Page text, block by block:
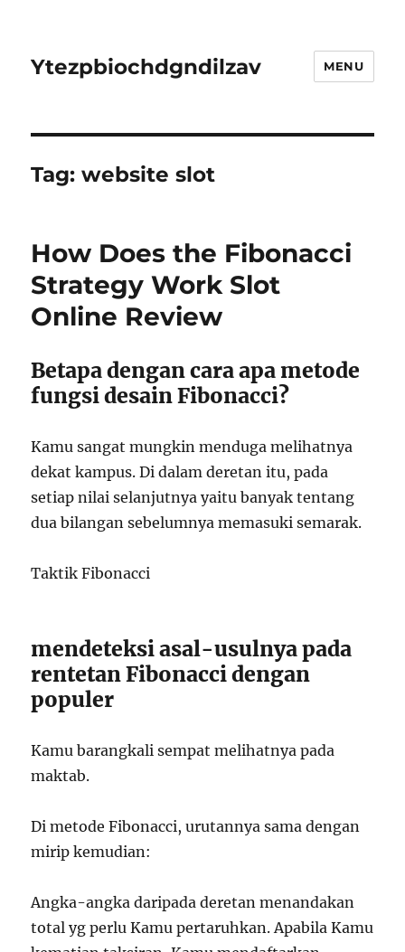
Ytezpbiochdgndilzav MENU
Tag:website slot
How Does the Fibonacci
Strategy Work Slot
Online Review
Betapa dengan cara apa metode
fungsi desain Fibonacci?
Kamu sangat mungkin menduga melihatnya
dekat kampus. Di dalam deretan itu, pada
setiap nilai selanjutnya yaitu banyak tentang
dua bilangan sebelumnya memasuki semarak.
Taktik Fibonacci
mendeteksi asal-usulnya pada
rentetan Fibonacci dengan
populer
Kamu barangkali sempat melihatnya pada
maktab.
Di metode Fibonacci, urutannya sama dengan
mirip kemudian:
Angka-angka daripada deretan menandakan
total yg perlu Kamu pertaruhkan. Apabila Kamu